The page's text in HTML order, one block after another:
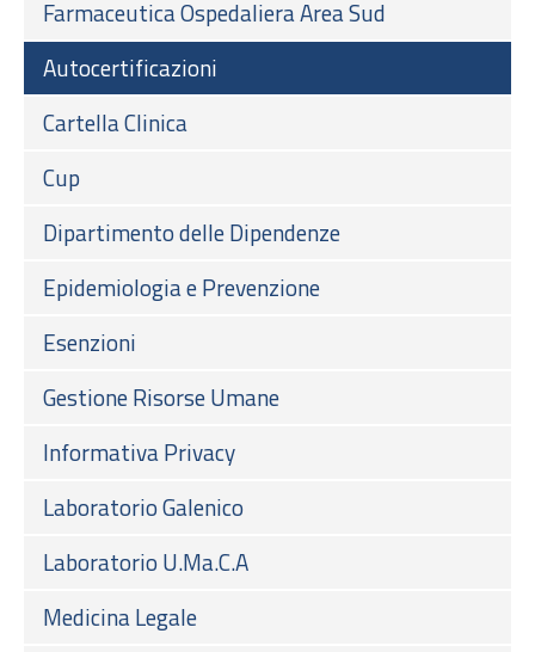
Farmaceutica Ospedaliera Area Sud
Autocertificazioni
Cartella Clinica
Cup
Dipartimento delle Dipendenze
Epidemiologia e Prevenzione
Esenzioni
Gestione Risorse Umane
Informativa Privacy
Laboratorio Galenico
Laboratorio U.Ma.C.A
Medicina Legale